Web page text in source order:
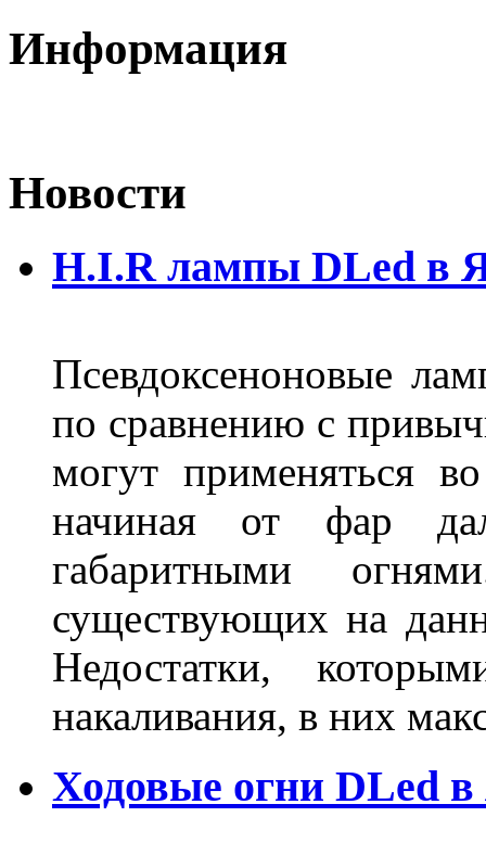
Информация
Новости
H.I.R лампы DLed в
Псевдоксеноновые
по сравнению с
могут применяться
начиная от фар
габаритными
существующих на
Недостатки,
накаливания, в них
Ходовые огни DLed в